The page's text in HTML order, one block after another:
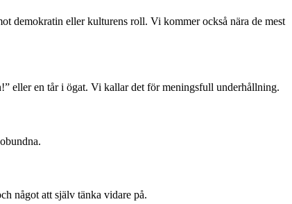
demokratin eller kulturens roll. Vi kommer också nära de mest
eller en tår i ögat. Vi kallar det för meningsfull underhållning.
något att själv tänka vidare på.